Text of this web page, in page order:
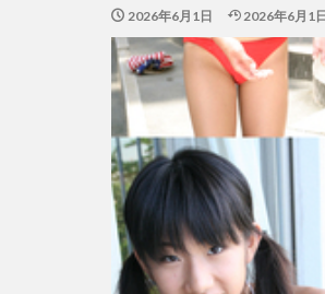
2026年6月1日 2026年6月1日